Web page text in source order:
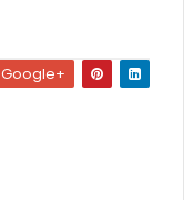
Google+